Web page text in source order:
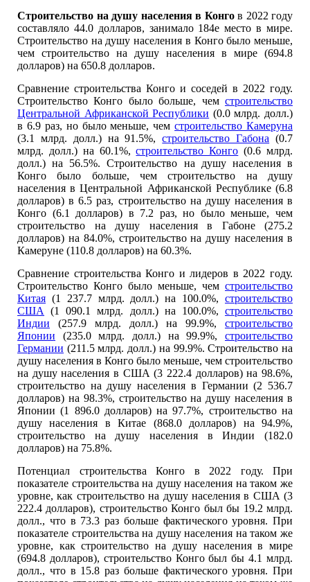
Строительство на душу населения в Конгов 2022 году
составляло 44.0 долларов, занимало 184е место в мире.
Строительство на душу населения в Конго было меньше,
чем строительство на душу населения в мире (694.8
долларов) на 650.8 долларов.
Сравнение строительства Конго и соседей в 2022 году.
Строительство Конго было больше, чем строительство
Центральной Африканской Республики (0.0 млрд. долл.)
в 6.9 раз, но было меньше, чемстроительство Камеруна
(3.1 млрд. долл.) на 91.5%,строительство Габона (0.7
млрд. долл.) на 60.1%,строительство Конго (0.6 млрд.
долл.) на 56.5%. Строительство на душу населения в
Конго было больше, чем строительство на душу
населения в Центральной Африканской Республике (6.8
долларов) в 6.5 раз, строительство на душу населения в
Конго (6.1 долларов) в 7.2 раз, но было меньше, чем
строительство на душу населения в Габоне (275.2
долларов) на 84.0%, строительство на душу населения в
Камеруне (110.8 долларов) на 60.3%.
Сравнение строительства Конго и лидеров в 2022 году.
Строительство Конго было меньше, чем строительство
Китая (1 237.7 млрд. долл.) на 100.0%, строительство
США
(1 090.1 млрд. долл.) на 100.0%, строительство
Индии (257.9 млрд. долл.) на 99.9%, строительство
Японии (235.0 млрд. долл.) на 99.9%, строительство
Германии (211.5 млрд. долл.) на 99.9%. Строительство на
душу населения в Конго было меньше, чем строительство
на душу населения в США (3 222.4 долларов) на 98.6%,
строительство на душу населения в Германии (2 536.7
долларов) на 98.3%, строительство на душу населения в
Японии (1 896.0 долларов) на 97.7%, строительство на
душу населения в Китае (868.0 долларов) на 94.9%,
строительство на душу населения в Индии (182.0
долларов) на 75.8%.
Потенциал строительства Конго в 2022 году. При
показателе строительства на душу населения на таком же
уровне, как строительство на душу населения в США (3
222.4 долларов), строительство Конго был бы 19.2 млрд.
долл., что в 73.3 раз больше фактического уровня. При
показателе строительства на душу населения на таком же
уровне, как строительство на душу населения в мире
(694.8 долларов), строительство Конго был бы 4.1 млрд.
долл., что в 15.8 раз больше фактического уровня. При